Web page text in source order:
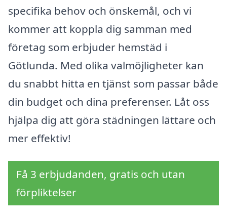
specifika behov och önskemål, och vi
kommer att koppla dig samman med
företag som erbjuder hemstäd i
Götlunda. Med olika valmöjligheter kan
du snabbt hitta en tjänst som passar både
din budget och dina preferenser. Låt oss
hjälpa dig att göra städningen lättare och
mer effektiv!
Få 3 erbjudanden, gratis och utan
förpliktelser